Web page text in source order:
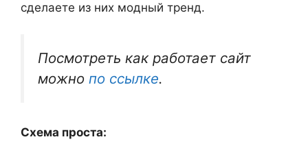
сделаете из них модный тренд.
Посмотреть как работает сайт
можно по ссылке.
Схема проста: